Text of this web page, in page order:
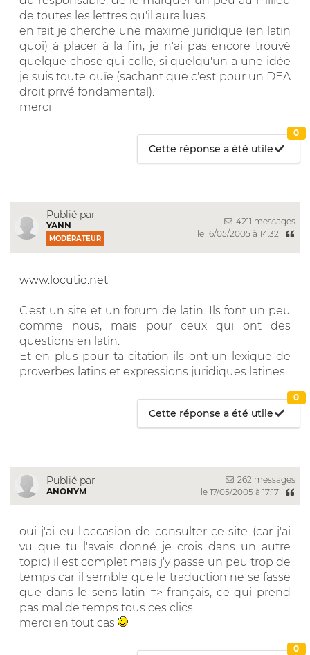
de toutes les lettres qu'il aura lues.
en fait je cherche une maxime juridique (en latin
quoi) à placer à la fin, je n'ai pas encore trouvé
quelque chose qui colle, si quelqu'un a une idée
je suis toute ouïe (sachant que c'est pour un DEA
droit privé fondamental).
merci
Cette réponse a été utile
0
Publié par
YANN
MODÉRATEUR
4211 messages
le 16/05/2005 à 14:32
www.locutio.net
C'est un site et un forum de latin. Ils font un peu
comme nous, mais pour ceux qui ont des
questions en latin.
Et en plus pour ta citation ils ont un lexique de
proverbes latins et expressions juridiques latines.
Cette réponse a été utile
0
Publié par
ANONYM
262 messages
le 17/05/2005 à 17:17
oui j'ai eu l'occasion de consulter ce site (car j'ai
vu que tu l'avais donné je crois dans un autre
topic) il est complet mais j'y passe un peu trop de
temps car il semble que le traduction ne se fasse
que dans le sens latin => français, ce qui prend
pas mal de temps tous ces clics.
merci en tout cas
0